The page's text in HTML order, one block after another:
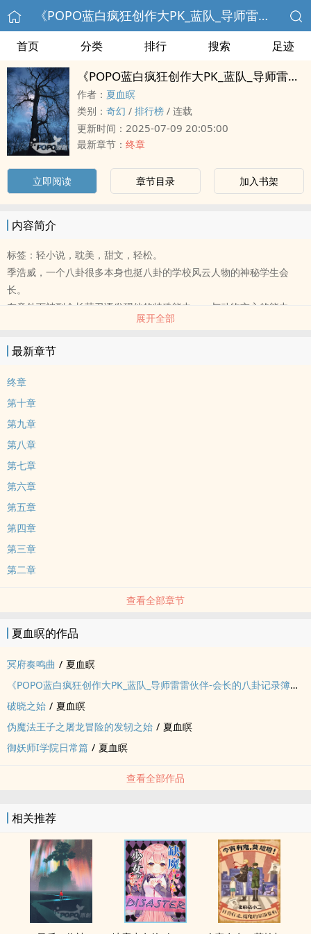
《‎‌‌P‎‌O‍‌P‌‎O‎‍蓝白疯狂创作大PK_蓝队_导师雷雷伙伴-会长的八卦记录簿》【完结】
首页 分类 排行 搜索 足迹
《‎‌‌P‎‌O‍‌P‌‎O‎‍蓝白疯狂创作大PK_蓝队_导师雷雷伙伴-会长的八卦记录簿》【完结】
作者： 夏血瞑
类别： 奇幻 / 排行榜 / 连载
更新时间： 2025-07-09 20:05:00
最新章节： 终章
立即阅读 章节目录 加入书架
内容简介
标签：轻小说，‌‎耽‎‍美‌，甜文，轻松。
季浩威，一个八卦很多本身也挺八卦的学校风云人物的神秘学生会
长。
在意外下被副会长莫卫语发现他的特殊能力——与动物交心的能力。
然而在知晓季浩威的能力之后，一连串的事件也逐渐发生……
展开全部
最新章节
终章
第十章
第九章
第八章
第七章
第六章
第五章
第四章
第三章
第二章
查看全部章节
夏血瞑的作品
冥府奏鸣曲 / 夏血瞑
《‎‌‌P‎‌O‍‌P‌‎O‎‍蓝白疯狂创作大PK_蓝队_导师雷雷伙伴-会长的八卦记录簿》【完结】
破晓之始 / 夏血瞑
伪魔法王子之屠龙冒险的发轫之始 / 夏血瞑
御妖师I学院日常篇 / 夏血瞑
查看全部作品
相关推荐